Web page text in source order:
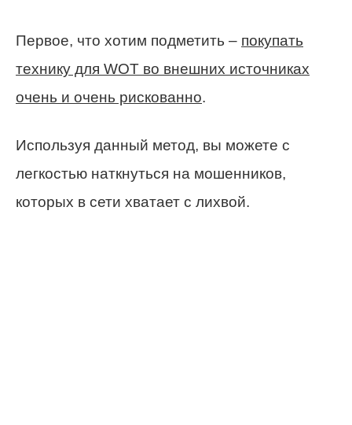
Первое, что хотим подметить – покупать
технику для WOT во внешних источниках
очень и очень рискованно.
Используя данный метод, вы можете с
легкостью наткнуться на мошенников,
которых в сети хватает с лихвой.